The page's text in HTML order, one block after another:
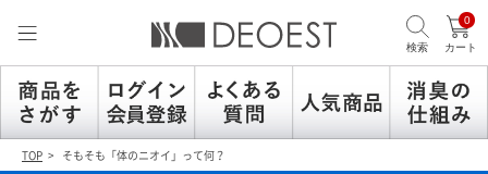
検索
0
カート
TOP そもそも「体のニオイ」って何？